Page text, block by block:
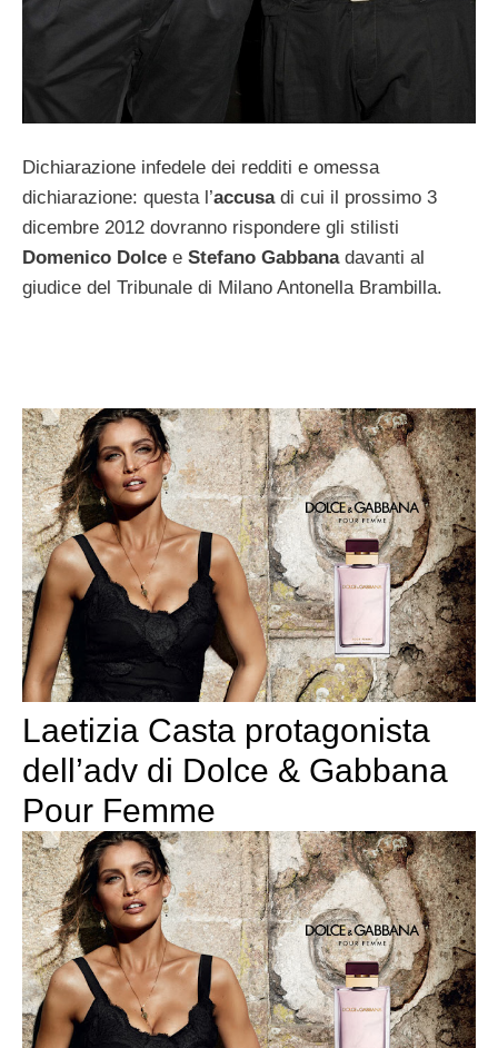
Dichiarazione infedele dei redditi e omessa
dichiarazione: questa l’accusadi cui il prossimo 3
dicembre 2012 dovranno rispondere gli stilisti
Domenico Dolce e Stefano Gabbanadavanti al
giudice del Tribunale di Milano Antonella Brambilla.
Laetizia Casta protagonista
dell’adv di Dolce & Gabbana
Pour Femme